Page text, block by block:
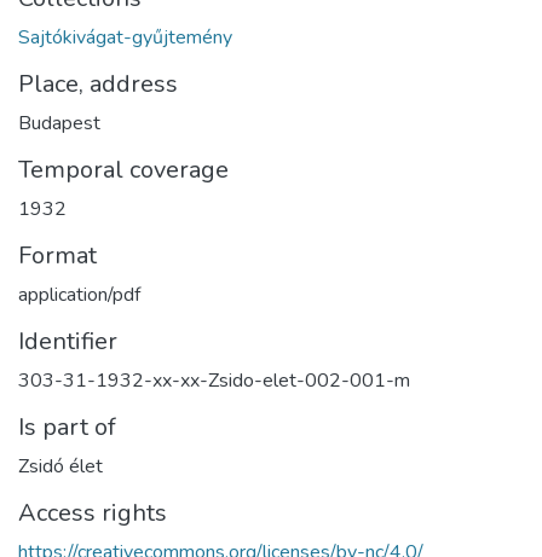
Sajtókivágat-gyűjtemény
Place, address
Budapest
Temporal coverage
1932
Format
application/pdf
Identifier
303-31-1932-xx-xx-Zsido-elet-002-001-m
Is part of
Zsidó élet
Access rights